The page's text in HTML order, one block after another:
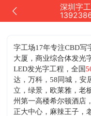
字工场17年专注CBD写
大厦，商业综合体发光
LED发光字工程，全国
达，万科，58同城，安
立，绿景，欧莱雅，老
州第一高楼希尔顿酒店
正大中心，麻辣王子，